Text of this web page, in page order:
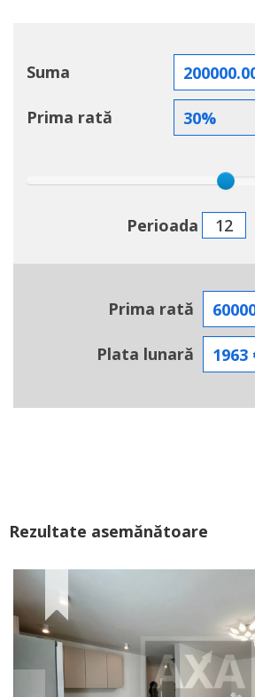
Suma
Prima rată
Perioada
Prima rată
Plata lunară
Rezultate asemănătoare